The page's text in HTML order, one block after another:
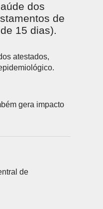
dos
de
15 dias).
atestados,
gera impacto
de